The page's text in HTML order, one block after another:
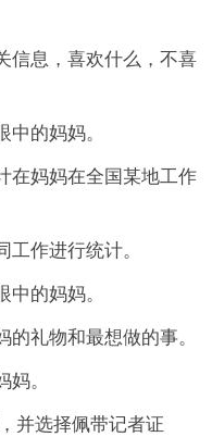
信息，喜欢什么，不喜
中的妈妈。
在妈妈在全国某地工作
工作进行统计。
中的妈妈。
礼物和最想做的事。
。
并选择佩带记者证